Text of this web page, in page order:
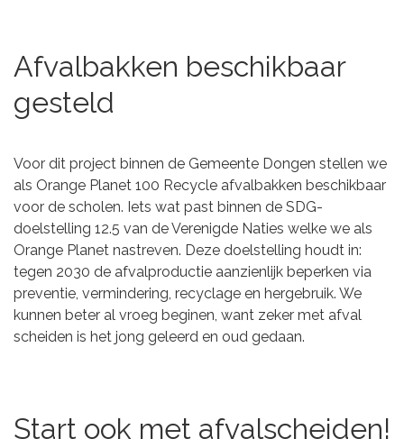
Afvalbakken beschikbaar
gesteld
Voor dit project binnen de Gemeente Dongen stellen we
als Orange Planet 100 Recycle afvalbakken beschikbaar
voor de scholen. Iets wat past binnen de SDG-
doelstelling 12.5 van de Verenigde Naties welke we als
Orange Planet nastreven. Deze doelstelling houdt in:
tegen 2030 de afvalproductie aanzienlijk beperken via
preventie, vermindering, recyclage en hergebruik. We
kunnen beter al vroeg beginen, want zeker met afval
scheiden is het jong geleerd en oud gedaan.
Start ook met afvalscheiden!